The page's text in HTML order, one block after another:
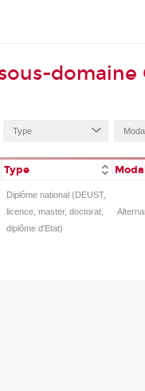
Type
Diplôme national (DEUST,
licence, master, doctorat,
diplôme d'Etat)